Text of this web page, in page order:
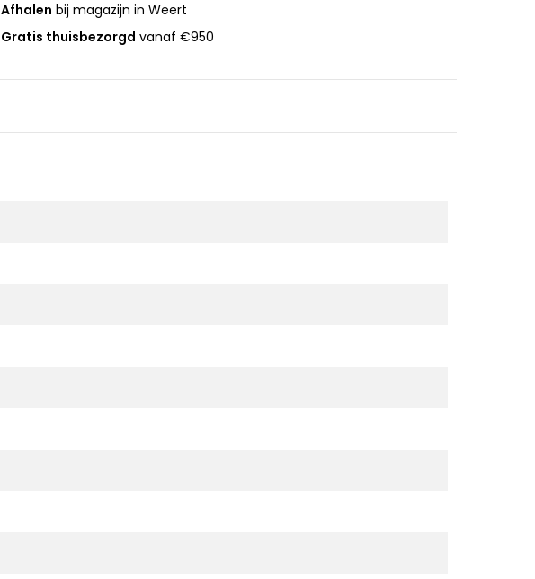
Afhalen bij magazijn in Weert
Gratis thuisbezorgd vanaf €950